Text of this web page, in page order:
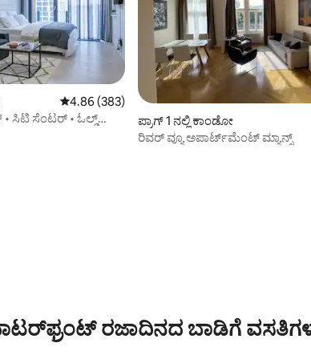
5 ರಲ್ಲಿ 4.86 ಸರಾಸರಿ ರೇಟಿಂಗ್, 383 ವಿಮರ್ಶೆಗಳು
4.86 (383)
ಸಿಟಿ ಸೆಂಟರ್ • ಓಲ್ಡ್
ಪ್ರಾಗ್ 1 ನಲ್ಲಿ ಕಾಂಡೋ
ರಿವರ್ ವ್ಯೂ ಅಪಾರ್ಟ್‌ಮೆಂಟ್ ಮ್ಯಾನ್ಸ್
ರಜಾದಿನದ ಬಾಡಿಗೆ